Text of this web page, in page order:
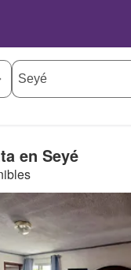
en Seyé